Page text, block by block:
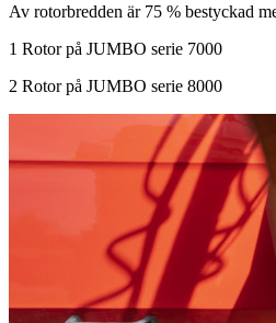
Av rotorbredden är 75 % bestyckad
1 Rotor på JUMBO serie 7000
2 Rotor på JUMBO serie 8000